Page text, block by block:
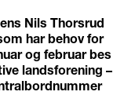
Nils Thorsrud
har behov for
og februar bes
landsforening –